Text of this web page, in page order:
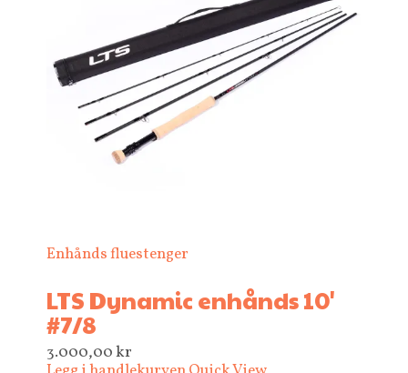
Enhånds fluestenger
LTS Dynamic enhånds 10'
#7/8
3.000,00kr